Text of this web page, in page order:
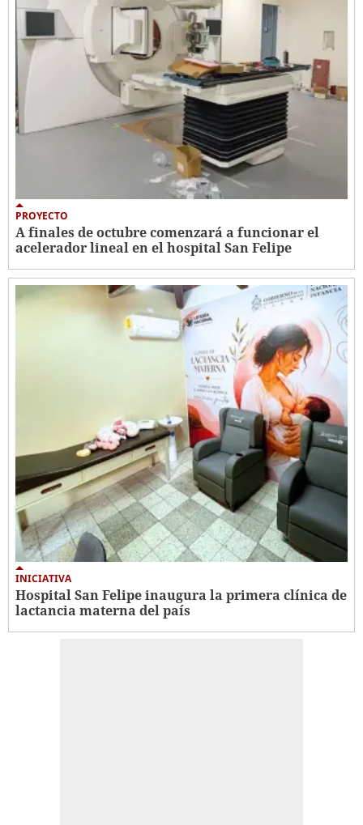
PROYECTO
A finales de octubre comenzará a funcionar el
acelerador lineal en el hospital San Felipe
INICIATIVA
Hospital San Felipe inaugura la primera clínica de
lactancia materna del país